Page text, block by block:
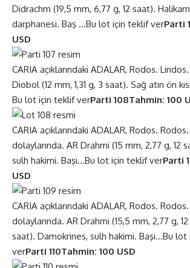
Didrachm (19,5 mm, 6,77 g, 12 saat).
darphanesi. Baş …Bu lot için teklif verParti
USD
CARIA açıklarındaki ADALAR, Rodos.
Diobol (12 mm, 1,31 g, 3 saat). Sağ atın ön
Bu lot için teklif verParti 108Tahmin: 100
CARIA açıklarındaki ADALAR, Rodos.
dolaylarında. AR Drahmi (15 mm, 2,77 g, 12
sulh hakimi. Başı…Bu lot için teklif verParti
USD
CARIA açıklarındaki ADALAR, Rodos.
dolaylarında. AR Drahmi (15,5 mm, 2,77 g, 12
saat). Damokrines, sulh hakimi. Başı…Bu lot
verParti 110Tahmin: 100 USD